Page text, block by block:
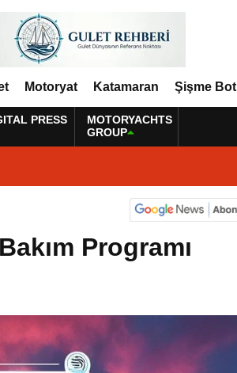
Motoryat Katamaran Şişme Bot
PRESS
MOTORYACHTS
GROUP
Programı